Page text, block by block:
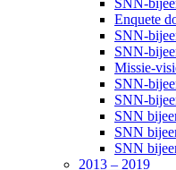
SNN-
Enquete
SNN-
SNN-
Missie-
SNN-
SNN-
SNN
SNN
SNN
2013 – 2019